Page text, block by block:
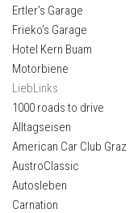
Ertler’s Garage
Frieko’s Garage
Hotel Kern Buam
Motorbiene
LiebLinks
1000 roads to drive
Alltagseisen
American Car Club Graz
AustroClassic
Autosleben
Carnation